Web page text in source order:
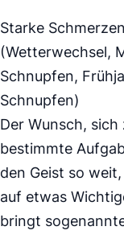
Starke
(Wetterwechsel,
Schnupfen,
Schnupfen)
Der Wunsch,
bestimmte
den Geist so
auf etwas
bringt